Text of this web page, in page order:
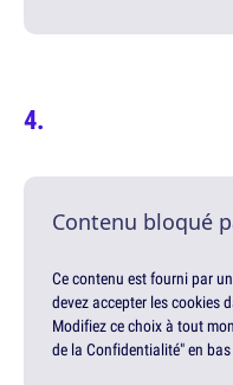
Contenu bloqué
Ce contenu est fourni par
devez accepter les cookies
Modifiez ce choix à tout
de la Confidentialité" en